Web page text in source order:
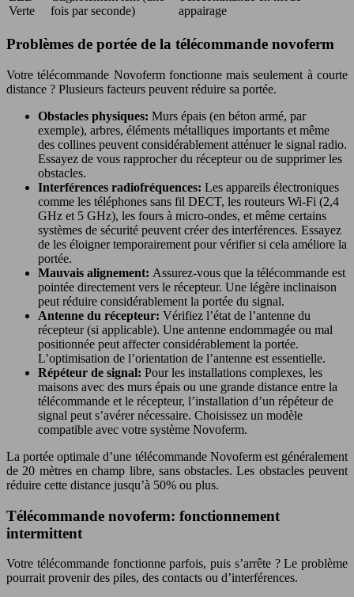
Verte
fois par seconde)
appairage
Problèmes de portée de la télécommande novoferm
Votre télécommande Novoferm fonctionne mais seulement à courte
distance ? Plusieurs facteurs peuvent réduire sa portée.
Obstacles physiques: Murs épais (en béton armé, par
exemple), arbres, éléments métalliques importants et même
des collines peuvent considérablement atténuer le signal radio.
Essayez de vous rapprocher du récepteur ou de supprimer les
obstacles.
Interférences radiofréquences: Les appareils électroniques
comme les téléphones sans fil DECT, les routeurs Wi-Fi (2,4
GHz et 5 GHz), les fours à micro-ondes, et même certains
systèmes de sécurité peuvent créer des interférences. Essayez
de les éloigner temporairement pour vérifier si cela améliore la
portée.
Mauvais alignement: Assurez-vous que la télécommande est
pointée directement vers le récepteur. Une légère inclinaison
peut réduire considérablement la portée du signal.
Antenne du récepteur: Vérifiez l’état de l’antenne du
récepteur (si applicable). Une antenne endommagée ou mal
positionnée peut affecter considérablement la portée.
L’optimisation de l’orientation de l’antenne est essentielle.
Répéteur de signal: Pour les installations complexes, les
maisons avec des murs épais ou une grande distance entre la
télécommande et le récepteur, l’installation d’un répéteur de
signal peut s’avérer nécessaire. Choisissez un modèle
compatible avec votre système Novoferm.
La portée optimale d’une télécommande Novoferm est généralement
de 20 mètres en champ libre, sans obstacles. Les obstacles peuvent
réduire cette distance jusqu’à 50% ou plus.
Télécommande novoferm: fonctionnement
intermittent
Votre télécommande fonctionne parfois, puis s’arrête ? Le problème
pourrait provenir des piles, des contacts ou d’interférences.